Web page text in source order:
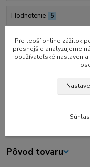
Hodnotenie 5
Kompletné
Tieto gumené nožičky
absorbovaním vibračnej
opotrebovanie stroja
Balenie obsahuje 4ks
Pôvod tovaru
Pre lepší online zážitok
presnejšie analyzujeme
používateľské